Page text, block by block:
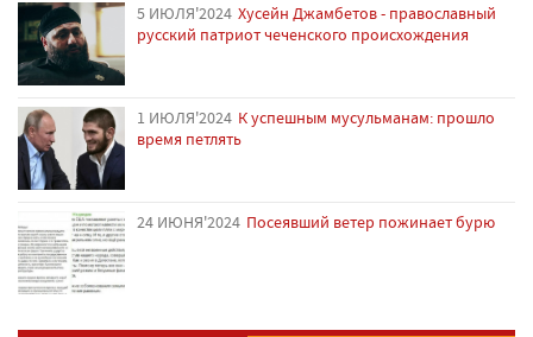
5 ИЮЛЯ'2024 Хусейн Джамбетов - православный
русский патриот чеченского происхождения
1 ИЮЛЯ'2024 К успешным мусульманам: прошло
время петлять
24 ИЮНЯ'2024 Посеявший ветер пожинает бурю